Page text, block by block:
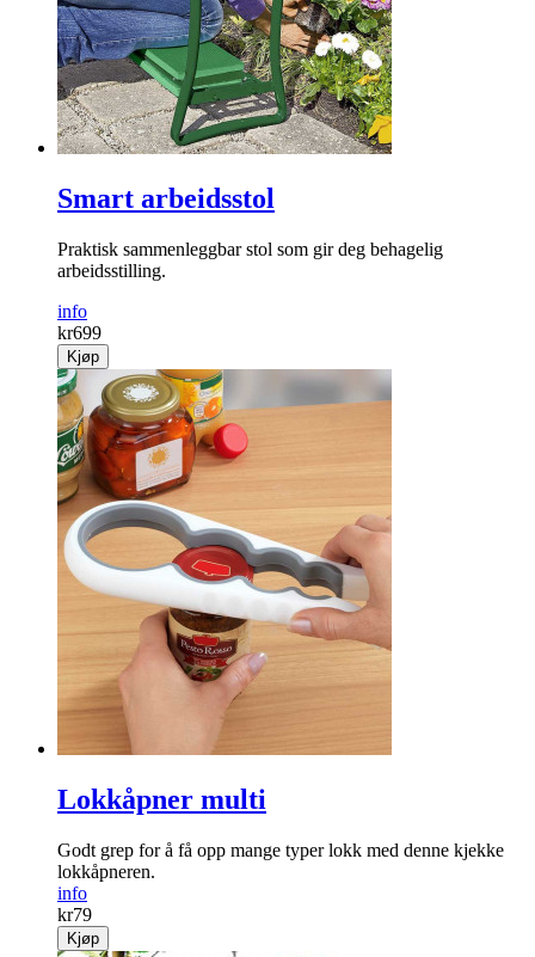
Smart arbeidsstol
Praktisk sammenleggbar stol som gir deg behagelig
arbeidsstilling.
info
kr699
Kjøp
Lokkåpner multi
Godt grep for å få opp mange typer lokk med denne kjekke
lokkåpneren.
info
kr79
Kjøp